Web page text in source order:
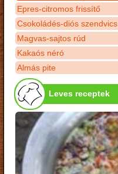
Epres-citromos frissítő
Csokoládés-diós szendvics
Magvas-sajtos rúd
Kakaós néró
Almás pite
Leves receptek